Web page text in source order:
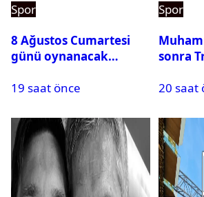
Spor
8 Ağustos Cumartesi
günü oynanacak
19 saat önce
Spor
sonra
20 saat